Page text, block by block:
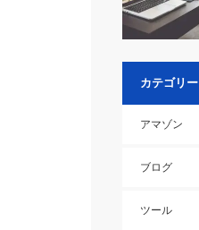
カテゴリー
アマゾン
ブログ
ツール